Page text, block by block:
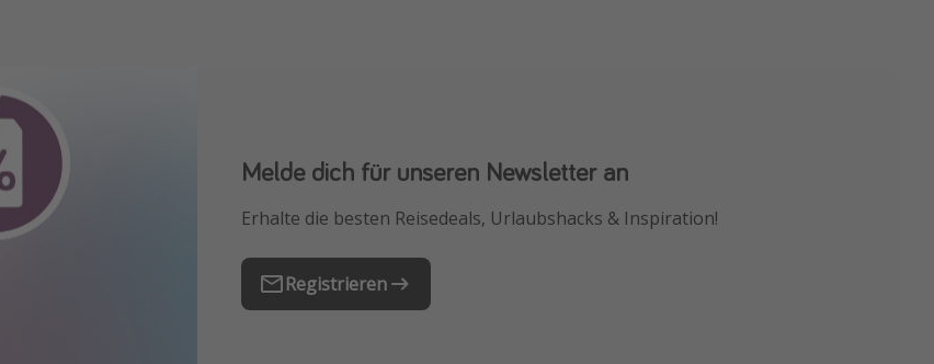
Melde dich für unseren Newsletter an
Erhalte die besten Reisedeals, Urlaubshacks & Inspiration!
Registrieren
Downloade unsere App
Buche die besten Reiseschnäppchen als Erstes.